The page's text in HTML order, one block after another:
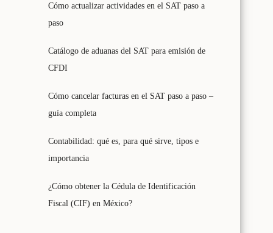
Cómo actualizar actividades en el SAT paso a
paso
Catálogo de aduanas del SAT para emisión de
CFDI
Cómo cancelar facturas en el SAT paso a paso –
guía completa
Contabilidad: qué es, para qué sirve, tipos e
importancia
¿Cómo obtener la Cédula de Identificación
Fiscal (CIF) en México?